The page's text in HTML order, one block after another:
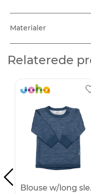
Materialer
Relaterede